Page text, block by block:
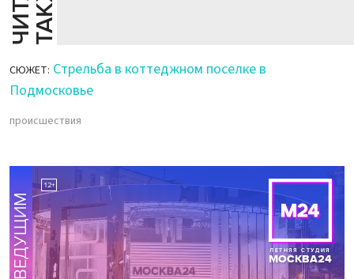
СЮЖЕТ: Стрельба в коттеджном поселке в
Подмосковье
происшествия